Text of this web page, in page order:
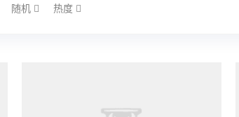
随机 热度